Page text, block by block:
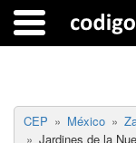
CEP México
Jardines de la